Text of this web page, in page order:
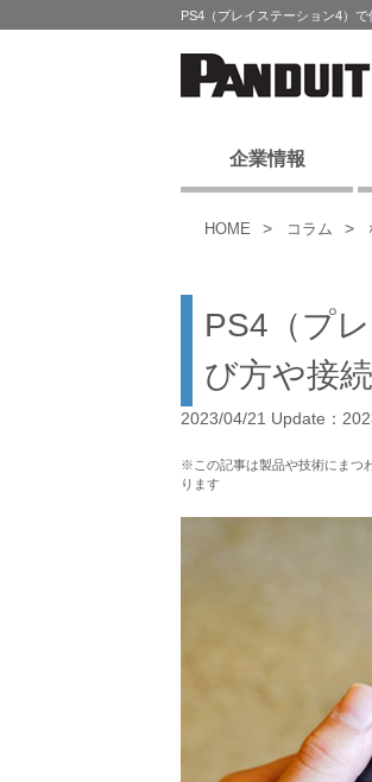
PS4（プレイステーション4）
企業情報
HOME コラム
PS4（プ
び方や接
2023/04/21 Update：
※この記事は製品や技術にまつ
ります